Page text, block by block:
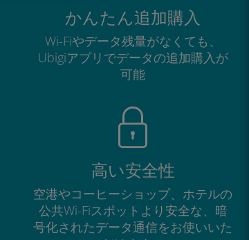
かんたん追加購入
Wi-Fiやデータ残量がなくても、
Ubigiアプリでデータの追加購入が
可能
高い安全性
空港やコーヒーショップ、ホテルの
公共Wi-Fiスポットより安全な、暗
号化されたデータ通信をお使いいた